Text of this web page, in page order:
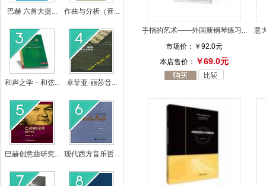
巴赫 六首大提... 作曲与分析（音...
和声之学－和弦... 卓菲亚·丽莎音...
巴赫创意曲研究... 现代西方音乐哲...
手指的艺术——外国新钢琴练习...
市场价： ￥92.0元
本店售价： ￥69.0元
意